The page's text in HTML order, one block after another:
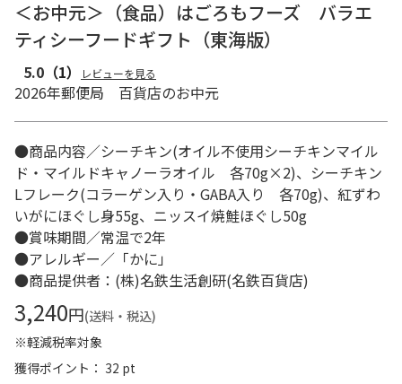
＜お中元＞（食品）はごろもフーズ バラエ
ティシーフードギフト（東海版）
5.0 （1） レビューを見る
2026年郵便局 百貨店のお中元
●商品内容／シーチキン(オイル不使用シーチキンマイル
ド・マイルドキャノーラオイル 各70g×2)、シーチキン
Lフレーク(コラーゲン入り・GABA入り 各70g)、紅ずわ
いがにほぐし身55g、ニッスイ焼鮭ほぐし50g
●賞味期間／常温で2年
●アレルギー／「かに」
●商品提供者：(株)名鉄生活創研(名鉄百貨店)
3,240円(送料・税込)
※軽減税率対象
獲得ポイント： 32 pt